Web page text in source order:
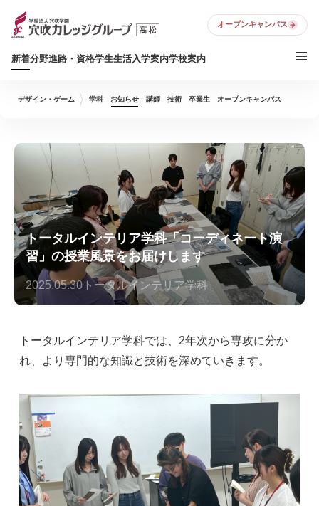
新着分野進路・資格学生生活入学案内学校案内
オープンキャンパス
デザイン・ゲーム 学科 お知らせ 講師 技術 卒業生 オープンキャンパス
トータルインテリア学科「コーディネート演
習」の授業風景をお届けします
2025.05.30 トータルインテリア学科
トータルインテリア学科では、2年次から専攻に分か
れ、より専門的な知識と技術を深めていきます。